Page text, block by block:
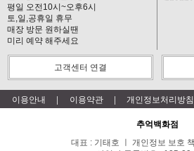
평일 오전10시~오후6시
토,일,공휴일 휴무
매장 방문 원하실땐
미리 예약 해주세요
고객센터 연결
이용안내 이용약관 개인정보처리방침
추억백화점
대표 : 기태호 ㅣ 개인정보 보호